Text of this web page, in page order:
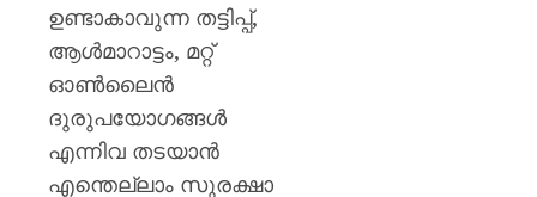
ഉണ്ടാകാവുന്ന തട്ടിപ്പ്,
ആൾമാറാട്ടം, മറ്റ്
ഓൺലൈൻ
ദുരുപയോഗങ്ങൾ
എന്നിവ തടയാൻ
എന്തെല്ലാം സുരക്ഷാ